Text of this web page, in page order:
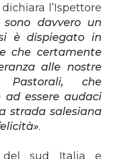
l’Ispettore
sono davvero un
è dispiegato in
che certamente
alle nostre
Pastorali, che
essere audaci
strada salesiana
.
del sud Italia e